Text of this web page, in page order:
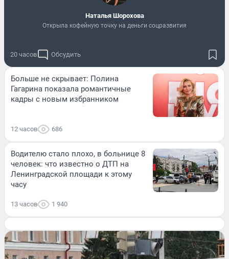
Наталья Шорохова
Открыла кофейную точку на деньги соцразвития
20 часов Обсудить
Больше не скрывает: Полина
Гагарина показала романтичные
кадры с новым избранником
12 часов 686
Водителю стало плохо, в больнице 8
человек: что известно о ДТП на
Ленинградской площади к этому
часу
13 часов 1 940